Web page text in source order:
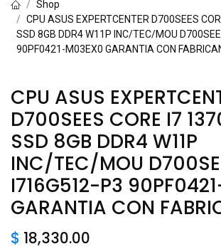
Shop
CPU ASUS EXPERTCENTER D700SEES
SSD 8GB DDR4 W11P INC/TEC/MOU
90PF0421-M03EX0 GARANTIA CON
CPU ASUS
D700SEES CORE I7
SSD 8GB DDR4 W11P
INC/TEC/MOU
I716G512-P3
GARANTIA CON
$ 18,330.00